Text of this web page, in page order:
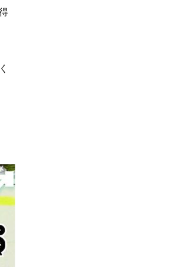
ーの得る気づきと瞑想」金子ちあき